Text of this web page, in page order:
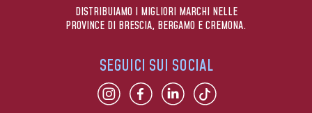
DISTRIBUIAMO I MIGLIORI MARCHI NELLE
PROVINCE DI BRESCIA, BERGAMO E CREMONA.
SEGUICI SUI SOCIAL